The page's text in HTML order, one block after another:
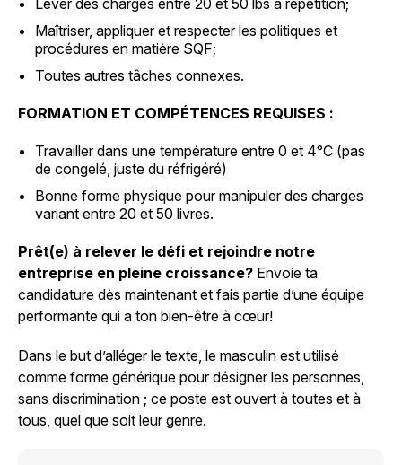
Lever des charges entre 20 et 50 lbs à répétition;
Maîtriser, appliquer et respecter les politiques et
procédures en matière SQF;
Toutes autres tâches connexes.
FORMATION ET COMPÉTENCES REQUISES :
Travailler dans une température entre 0 et 4°C (pas
de congelé, juste du réfrigéré)
Bonne forme physique pour manipuler des charges
variant entre 20 et 50 livres.
Prêt(e) à relever le défi et rejoindre notre
entreprise en pleine croissance? Envoie ta
candidature dès maintenant et fais partie d’une équipe
performante qui a ton bien-être à cœur!
Dans le but d’alléger le texte, le masculin est utilisé
comme forme générique pour désigner les personnes,
sans discrimination ; ce poste est ouvert à toutes et à
tous, quel que soit leur genre.